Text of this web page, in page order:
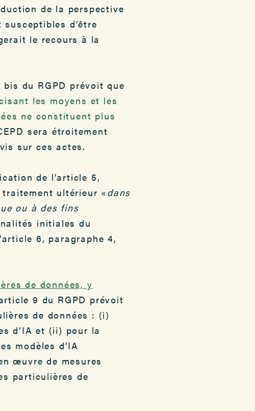
de la perspective
d’être
le recours à la
du RGPD prévoit que
les moyens et les
ne constituent plus
sera étroitement
sur ces actes.
de l’article 5,
ultérieur «dans
ou à des fins
initiales du
6, paragraphe 4,
de données, y
9 du RGPD prévoit
de données : (i)
d’IA et (ii) pour la
modèles d’IA
œuvre de mesures
particulières de